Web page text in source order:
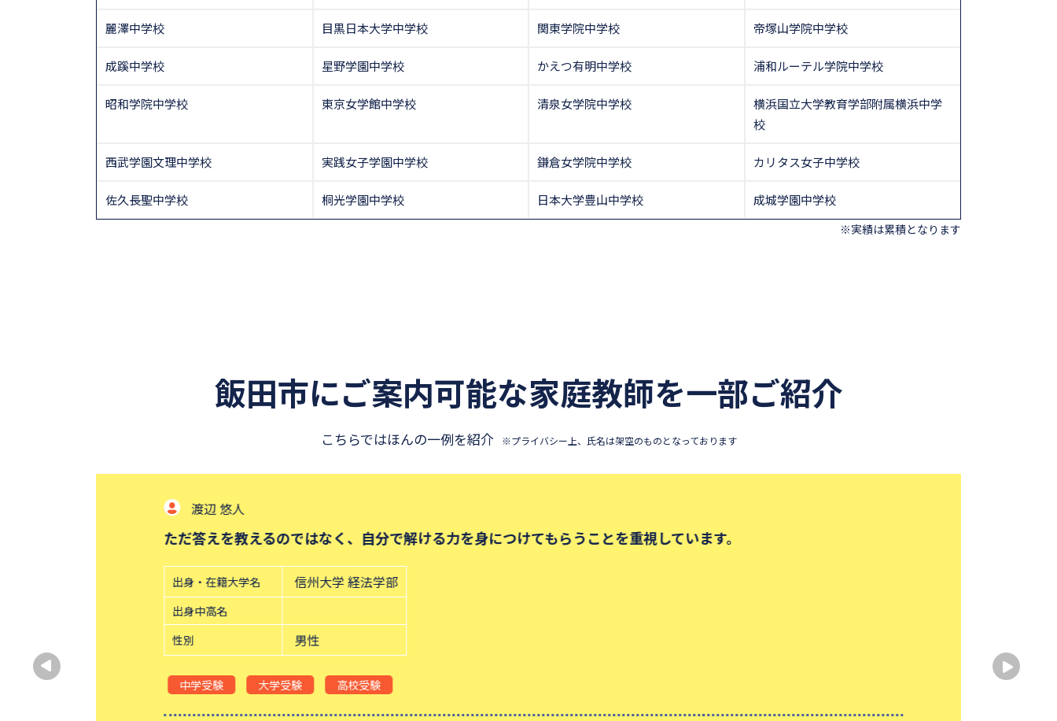
麗澤中学校 目黒日本大学中学校 関東学院中学校 帝塚山学院中学校
成蹊中学校 星野学園中学校 かえつ有明中学校 浦和ルーテル学院中学校
昭和学院中学校 東京女学館中学校 清泉女学院中学校
横浜国立大学教育学部附属横浜中学
校
西武学園文理中学校 実践女子学園中学校 鎌倉女学院中学校 カリタス女子中学校
佐久長聖中学校 桐光学園中学校 日本大学豊山中学校 成城学園中学校
※実績は累積となります
飯田市にご案内可能な家庭教師を一部ご紹介
こちらではほんの一例を紹介 ※プライバシー上、氏名は架空のものとなっております
渡辺 悠人
ただ答えを教えるのではなく、自分で解ける力を身につけてもらうことを重視しています。
出身・在籍大学名 信州大学 経法学部
出身中高名
性別
男性
中学受験 大学受験 高校受験